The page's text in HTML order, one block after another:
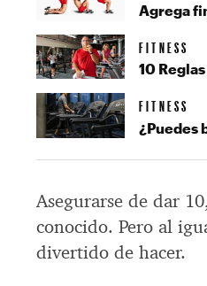
Asegurarse de dar
conocido. Pero al
divertido de hacer.
Agrega
FITNESS
10
FITNESS
¿Puedes